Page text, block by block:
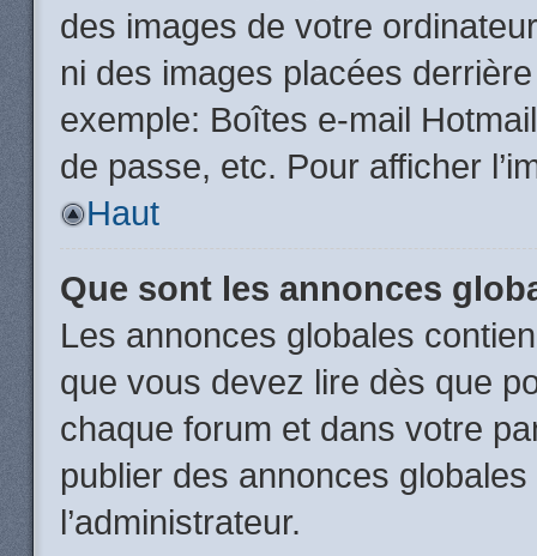
des images de votre
ni des images placées
exemple: Boîtes e-mail
de passe, etc. Pour afficher
Haut
Que sont les annonces
Les annonces globales
que vous devez lire dès que
chaque forum et dans votre
publier des annonces
l’administrateur.